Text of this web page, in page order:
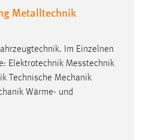
Metalltechnik
Im Einzelnen
Elektrotechnik Messtechnik
Technische Mechanik
Wärme- und